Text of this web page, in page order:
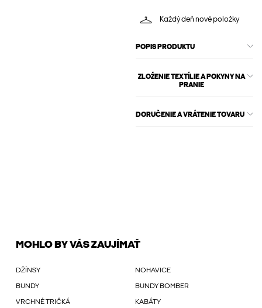
Každý deň nové položky
POPIS PRODUKTU
ZLOŽENIE TEXTÍLIE A POKYNY NA
PRANIE
DORUČENIE A VRÁTENIE TOVARU
MOHLO BY VÁS ZAUJÍMAŤ
DŽÍNSY NOHAVICE
BUNDY BUNDY BOMBER
VRCHNÉ TRIČKÁ KABÁTY